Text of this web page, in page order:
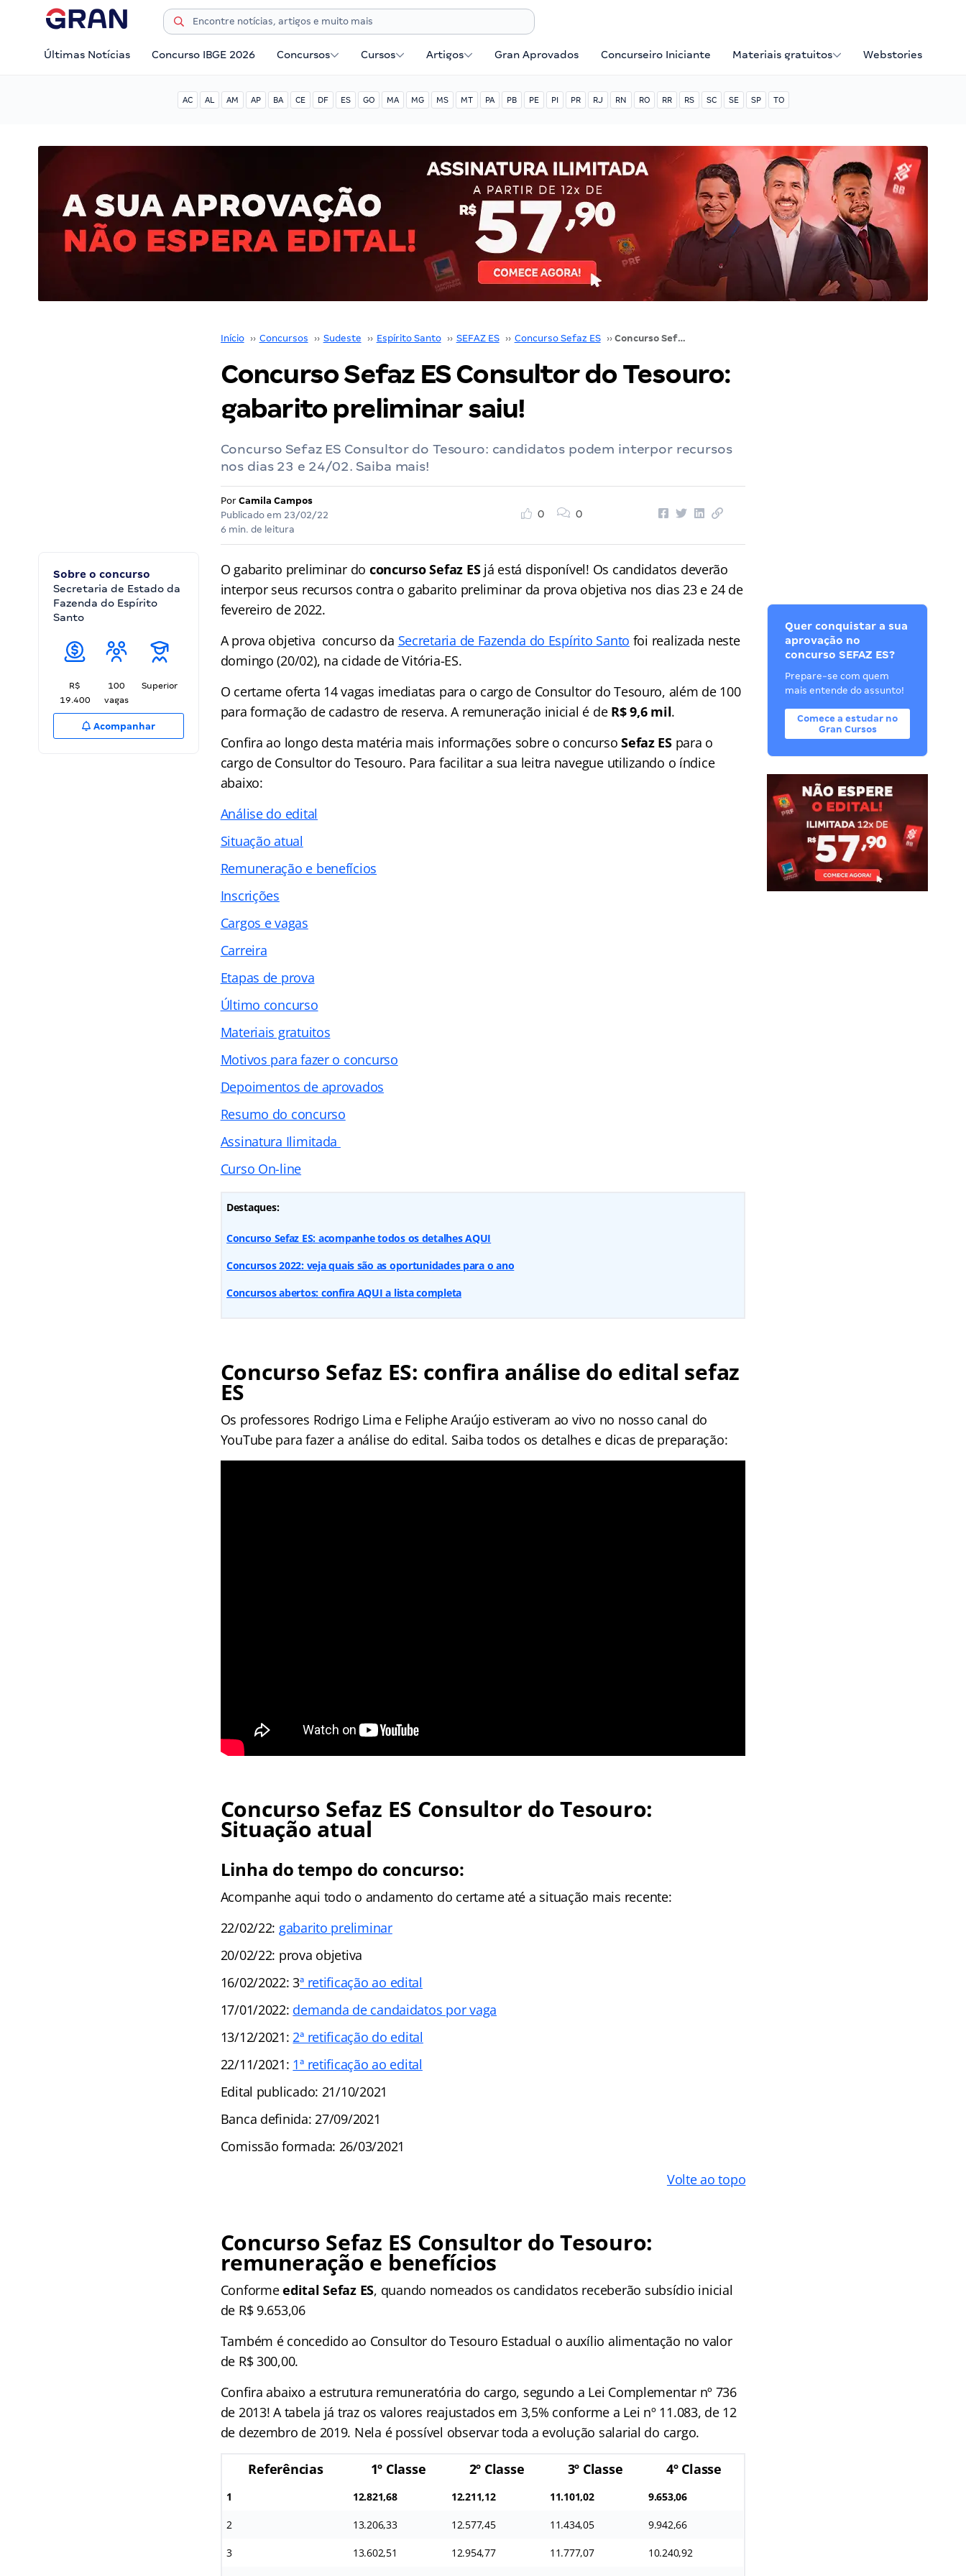
Últimas Notícias Concurso IBGE 2026 Concursos Cursos Artigos Gran Aprovados Concurseiro Iniciante Materiais gratuitos Webstories
AC AL AM AP BA CE DF ES GO MA MG MS MT PA PB PE PI PR RJ RN RO RR RS SC SE SP TO
Início ›› Concursos ›› Sudeste ›› Espírito Santo ›› SEFAZ ES ›› Concurso Sefaz ES ›› Concurso Sefaz ES Consultor do Tesouro: gabarito preliminar saiu!
Concurso Sefaz ES Consultor do Tesouro:
gabarito preliminar saiu!
Concurso Sefaz ES Consultor do Tesouro: candidatos podem interpor recursos
nos dias 23 e 24/02. Saiba mais!
Por Camila Campos
Publicado em 23/02/22
6 min. de leitura
0 0
Sobre o concurso
Secretaria de Estado da
Fazenda do Espírito
Santo
R$
19.400
100
vagas
Superior
Acompanhar
O gabarito preliminar do concurso Sefaz ESjá está disponível! Os candidatos deverão
interpor seus recursos contra o gabarito preliminar da prova objetiva nos dias 23 e 24 de
fevereiro de 2022.
A prova objetiva concurso da Secretaria de Fazenda do Espírito Santo foi realizada neste
domingo (20/02), na cidade de Vitória-ES.
O certame oferta 14 vagas imediatas para o cargo de Consultor do Tesouro, além de 100
para formação de cadastro de reserva.A remuneração inicial é de R$ 9,6 mil.
Confira ao longo desta matéria mais informações sobre o concursoSefaz ES para o
cargo de Consultor do Tesouro. Para facilitar a sua leitra navegue utilizando o índice
abaixo:
Análise do edital
Situação atual
Remuneração e benefícios
Inscrições
Cargos e vagas
Carreira
Etapas de prova
Último concurso
Materiais gratuitos
Motivos para fazer o concurso
Depoimentos de aprovados
Resumo do concurso
Assinatura Ilimitada
Curso On-line
Destaques:
Concurso Sefaz ES: acompanhe todos os detalhes AQUI
Concursos 2022: veja quais são as oportunidades para o ano
Concursos abertos: confira AQUI a lista completa
Concurso Sefaz ES: confira análise do edital sefaz
ES
Os professores Rodrigo Lima e Feliphe Araújo estiveram ao vivo no nosso canal do
YouTube para fazer a análise do edital. Saiba todos os detalhes e dicas de preparação:
Concurso Sefaz ES Consultor do Tesouro:
Situação atual
Linha do tempo do concurso:
Acompanhe aqui todo o andamento do certame até a situação mais recente:
22/02/22: gabarito preliminar
20/02/22: prova objetiva
16/02/2022: 3ª retificação ao edital
17/01/2022: demanda de candaidatos por vaga
13/12/2021:2ª retificação do edital
22/11/2021: 1ª retificação ao edital
Edital publicado: 21/10/2021
Banca definida: 27/09/2021
Comissão formada: 26/03/2021
Volte ao topo
Concurso Sefaz ES Consultor do Tesouro:
remuneração e benefícios
Conformeedital Sefaz ES, quando nomeados os candidatos receberão subsídio inicial
de R$ 9.653,06
Também é concedido ao Consultor do Tesouro Estadual o auxílio alimentação no valor
de R$ 300,00.
Confira abaixo a estrutura remuneratória do cargo, segundo a Lei Complementar nº 736
de 2013! A tabela já traz os valores reajustados em 3,5% conforme a Lei nº 11.083, de 12
de dezembro de 2019. Nela é possível observar toda a evolução salarial do cargo.
Referências 1º Classe 2º Classe 3º Classe 4º Classe
1 12.821,68 12.211,12 11.101,02 9.653,06
2 13.206,33 12.577,45 11.434,05 9.942,66
3 13.602,51 12.954,77 11.777,07 10.240,92
Quer conquistar a sua
aprovação no
concurso SEFAZ ES?
Prepare-se com quem
mais entende do assunto!
Comece a estudar no
Gran Cursos